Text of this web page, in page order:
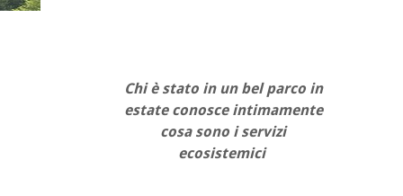
Chi è stato in un bel parco in
estate conosce intimamente
cosa sono i servizi
ecosistemici